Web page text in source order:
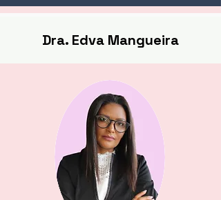
Dra. Edva Mangueira